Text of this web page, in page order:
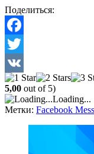
Поделиться:
Facebook
Twitter
VK
5,00 out of 5)
Loading...
Метки: Facebook